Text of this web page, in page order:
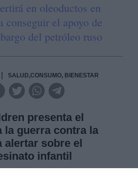
en oleoductos en
conseguir el apoyo de
del petróleo ruso
SALUD,CONSUMO, BIENESTAR
presenta el
la guerra contra la
alertar sobre el
infantil